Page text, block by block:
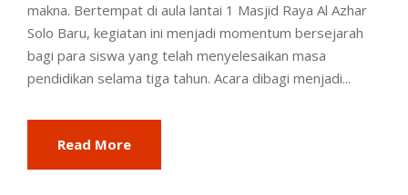
makna. Bertempat di aula lantai 1 Masjid Raya Al Azhar
Solo Baru, kegiatan ini menjadi momentum bersejarah
bagi para siswa yang telah menyelesaikan masa
pendidikan selama tiga tahun. Acara dibagi menjadi...
Read More